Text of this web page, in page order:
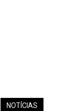
NOTÍCIAS